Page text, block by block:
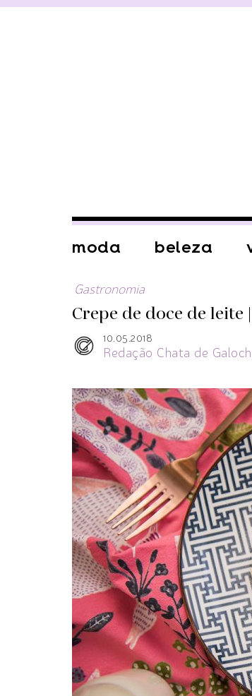
moda beleza
Gastronomia
Crepe de doce de leite
10.05.2018
Redação Chata de